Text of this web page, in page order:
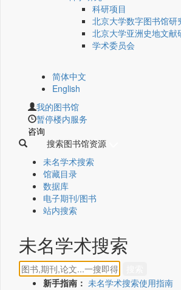
科研项目
北京大学数字图书馆研
北京大学亚洲史地文献
学术委员会
简体中文
English
我的图书馆
暂停楼内服务
咨询
搜索图书馆资源
未名学术搜索
馆藏目录
数据库
电子期刊/图书
站内搜索
未名学术搜索
新手指南： 未名学术搜索使用指南